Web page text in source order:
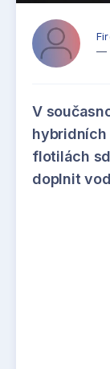
—
V
flotilách
doplnit